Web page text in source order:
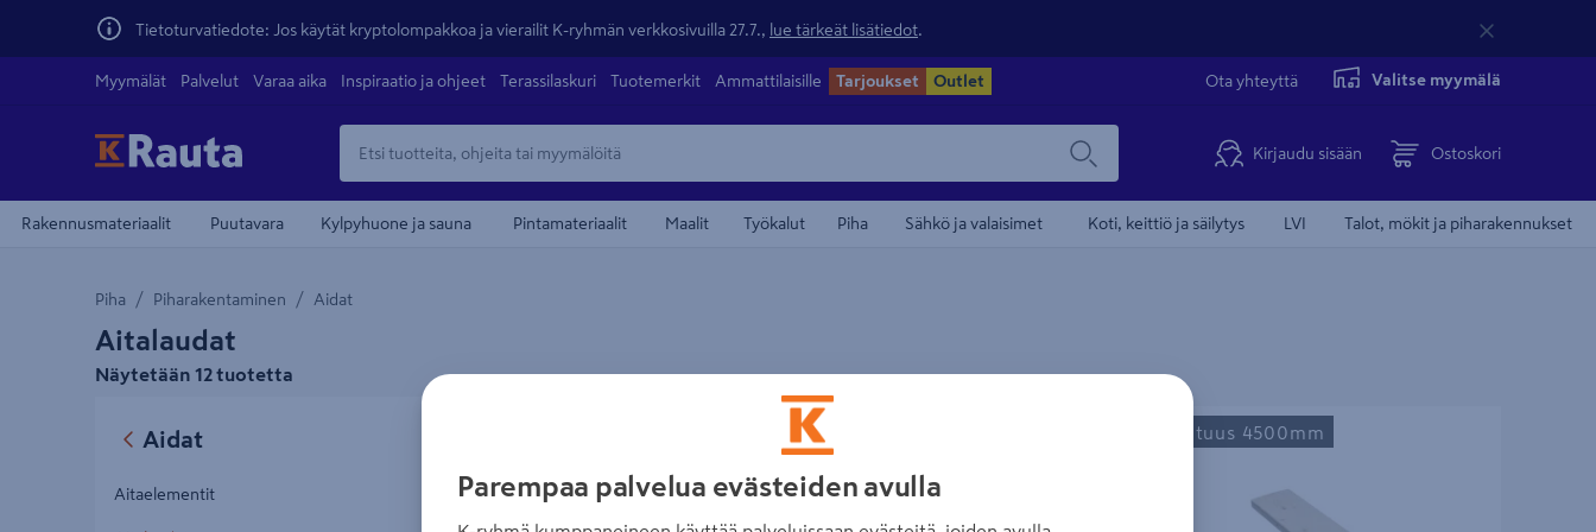
Tietoturvatiedote: Jos käytät kryptolompakkoa ja vierailit K-ryhmän verkkosivuilla 27.7., lue tärkeät lisätiedot
Myymälät Palvelut Varaa aika Inspiraatio ja ohjeet Terassilaskuri Tuotemerkit Ammattilaisille Tarjoukset Outlet Ota yhteyttä Valitse myymälä
Kirjaudu sisään Ostoskori
Rakennusmateriaalit Puutavara Kylpyhuone ja sauna Pintamateriaalit Maalit Työkalut Piha Sähkö ja valaisimet Koti, keittiö ja säilytys LVI Talot, mökit ja piharakennukset
Piha Piharakentaminen Aidat
Aitalaudat
Näytetään 12 tuotetta
Aidat
Aitaelementit
Aitalauta PROF 20x95x4200 pohjamaalattu
valkoinen 4 sivua
Aitalauta PROF 20x95x4500 pohjamaalattu
valkoinen 4 sivua
Pituus 4500mm
Parempaa palvelua evästeiden avulla